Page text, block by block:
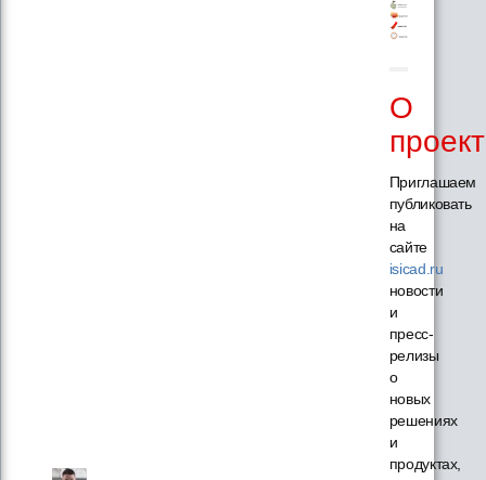
О
Приглашаем
публиковать
на
сайте
isicad.ru
новости
и
пресс-
релизы
о
новых
решениях
и
продуктах,